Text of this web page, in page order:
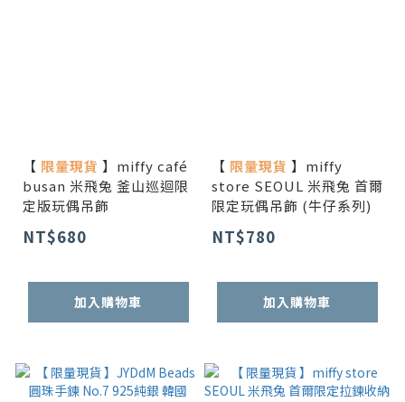
【 限量現貨 】miffy café
busan 米飛兔 釜山巡迴限
定版玩偶吊飾
NT$680
加入購物車
【 限量現貨 】miffy
store SEOUL 米飛兔 首爾
限定玩偶吊飾 (牛仔系列)
NT$780
加入購物車